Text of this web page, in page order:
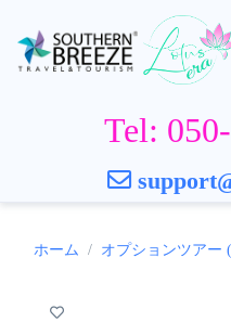
Tel:
ホーム オプションツアー